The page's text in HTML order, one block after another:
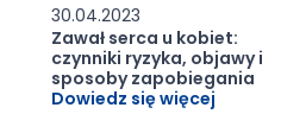
30.04.2023
Zawał serca u kobiet:
czynniki ryzyka, objawy i
sposoby zapobiegania
Dowiedz się więcej